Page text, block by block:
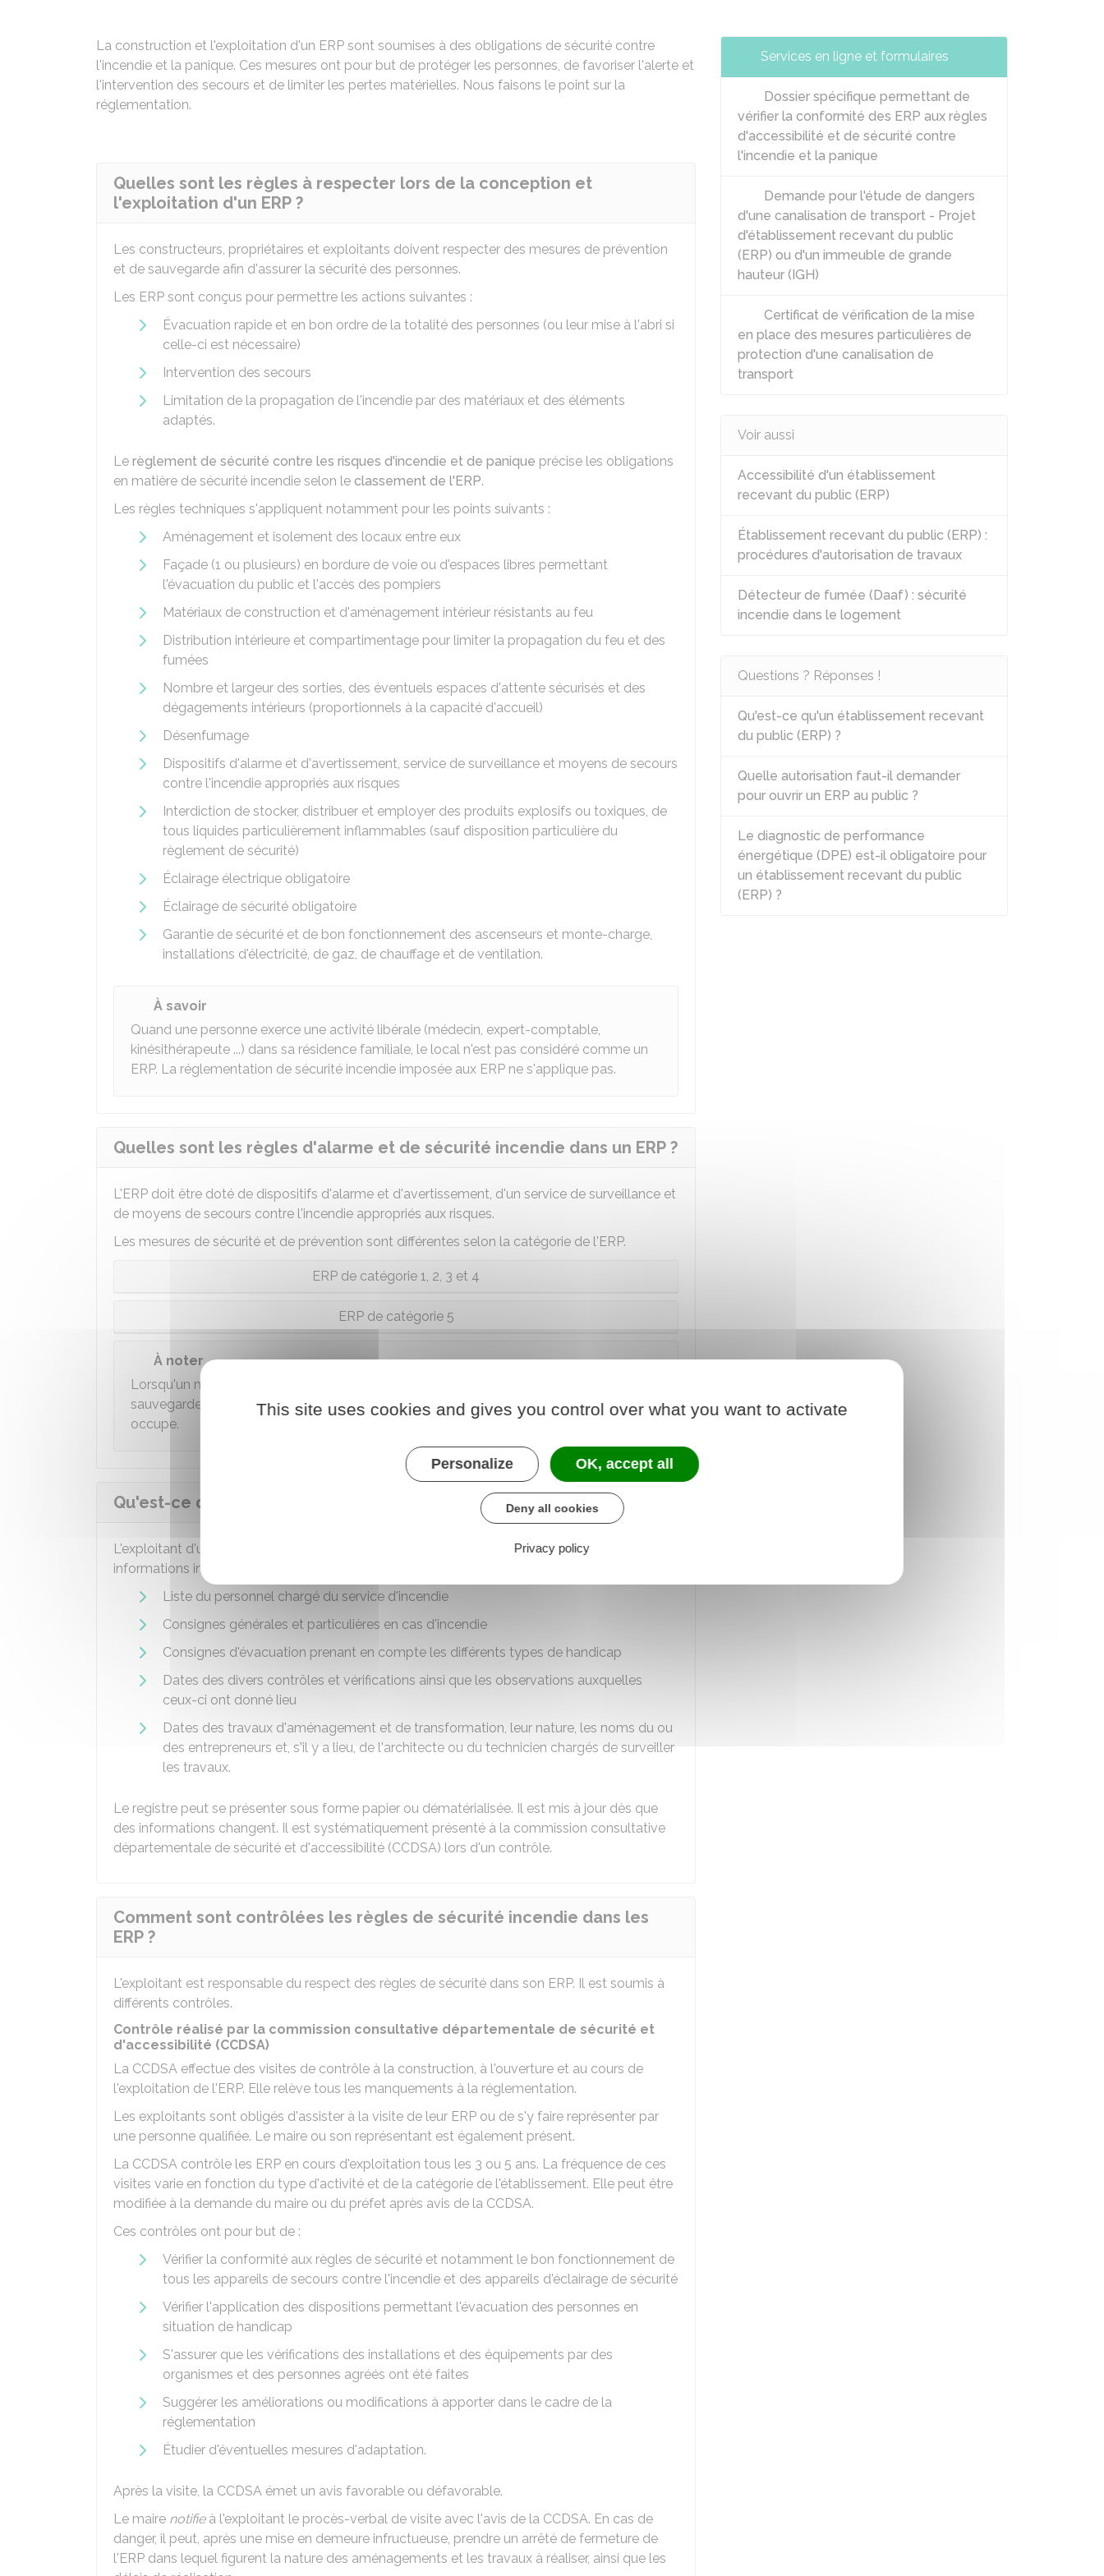
La construction et l'exploitation d'un ERP sont soumises à des obligations de sécurité contre
l'incendie et la panique. Ces mesures ont pour but de protéger les personnes, de favoriser l'alerte et
l'intervention des secours et de limiter les pertes matérielles. Nous faisons le point sur la
réglementation.
Quelles sont les règles à respecter lors de la conception et
l'exploitation d'un ERP ?
Les constructeurs, propriétaires et exploitants doivent respecter des mesures de prévention
et de sauvegarde afin d'assurer la sécurité des personnes.
Les ERP sont conçus pour permettre les actions suivantes :
Évacuation rapide et en bon ordre de la totalité des personnes (ou leur mise à l'abri si
celle-ci est nécessaire)
Intervention des secours
Limitation de la propagation de l'incendie par des matériaux et des éléments
adaptés.
Le règlement de sécurité contre les risques d'incendie et de panique précise les obligations
en matière de sécurité incendie selon le classement de l'ERP.
Les règles techniques s'appliquent notamment pour les points suivants :
Aménagement et isolement des locaux entre eux
Façade (1 ou plusieurs) en bordure de voie ou d'espaces libres permettant
l'évacuation du public et l'accès des pompiers
Matériaux de construction et d'aménagement intérieur résistants au feu
Distribution intérieure et compartimentage pour limiter la propagation du feu et des
fumées
Nombre et largeur des sorties, des éventuels espaces d'attente sécurisés et des
dégagements intérieurs (proportionnels à la capacité d'accueil)
Désenfumage
Dispositifs d'alarme et d'avertissement, service de surveillance et moyens de secours
contre l'incendie appropriés aux risques
Interdiction de stocker, distribuer et employer des produits explosifs ou toxiques, de
tous liquides particulièrement inflammables (sauf disposition particulière du
règlement de sécurité)
Éclairage électrique obligatoire
Éclairage de sécurité obligatoire
Garantie de sécurité et de bon fonctionnement des ascenseurs et monte-charge,
installations d'électricité, de gaz, de chauffage et de ventilation.
À savoir
Quand une personne exerce une activité libérale (médecin, expert-comptable,
kinésithérapeute ...) dans sa résidence familiale, le local n'est pas considéré comme un
ERP. La réglementation de sécurité incendie imposée aux ERP ne s'applique pas.
Quelles sont les règles d'alarme et de sécurité incendie dans un ERP ?
L'ERP doit être doté de dispositifs d'alarme et d'avertissement, d'un service de surveillance et
de moyens de secours contre l'incendie appropriés aux risques.
Les mesures de sécurité et de prévention sont différentes selon la catégorie de l'ERP.
ERP de catégorie 1, 2, 3 et 4
ERP de catégorie 5
À noter
Lorsqu'un même bâtiment abrite plusieurs activités, les mesures de prévention et de
sauvegarde de sécurité de chaque activité s'appliquent à la partie du bâtiment qu'elle
occupe.
Qu'est-ce que le registre de sécurité d'un ERP ?
L'exploitant d'un ERP a l'obligation de tenir un registre de sécurité sur lequel figurent les
informations indispensables au fonctionnement du service de sécurité :
Liste du personnel chargé du service d'incendie
Consignes générales et particulières en cas d'incendie
Consignes d'évacuation prenant en compte les différents types de handicap
Dates des divers contrôles et vérifications ainsi que les observations auxquelles
ceux-ci ont donné lieu
Dates des travaux d'aménagement et de transformation, leur nature, les noms du ou
des entrepreneurs et, s'il y a lieu, de l'architecte ou du technicien chargés de surveiller
les travaux.
Le registre peut se présenter sous forme papier ou dématérialisée. Il est mis à jour dès que
des informations changent. Il est systématiquement présenté à la commission consultative
départementale de sécurité et d'accessibilité (CCDSA) lors d'un contrôle.
Comment sont contrôlées les règles de sécurité incendie dans les
ERP ?
L'exploitant est responsable du respect des règles de sécurité dans son ERP. Il est soumis à
différents contrôles.
Contrôle réalisé par la commission consultative départementale de sécurité et
d'accessibilité (CCDSA)
La CCDSA effectue des visites de contrôle à la construction, à l'ouverture et au cours de
l'exploitation de l'ERP. Elle relève tous les manquements à la réglementation.
Les exploitants sont obligés d'assister à la visite de leur ERP ou de s'y faire représenter par
une personne qualifiée. Le maire ou son représentant est également présent.
La CCDSA contrôle les ERP en cours d'exploitation tous les 3 ou 5 ans. La fréquence de ces
visites varie en fonction du type d'activité et de la catégorie de l'établissement. Elle peut être
modifiée à la demande du maire ou du préfet après avis de la CCDSA.
Ces contrôles ont pour but de :
Vérifier la conformité aux règles de sécurité et notamment le bon fonctionnement de
tous les appareils de secours contre l'incendie et des appareils d'éclairage de sécurité
Vérifier l'application des dispositions permettant l'évacuation des personnes en
situation de handicap
S'assurer que les vérifications des installations et des équipements par des
organismes et des personnes agréés ont été faites
Suggérer les améliorations ou modifications à apporter dans le cadre de la
réglementation
Étudier d'éventuelles mesures d'adaptation.
Après la visite, la CCDSA émet un avis favorable ou défavorable.
Le maire notifieà l'exploitant le procès-verbal de visite avec l'avis de la CCDSA. En cas de
danger, il peut, après une mise en demeure infructueuse, prendre un arrêté de fermeture de
l'ERP dans lequel figurent la nature des aménagements et les travaux à réaliser, ainsi que les
Services en ligne et formulaires
Dossier spécifique permettant de
vérifier la conformité des ERP aux règles
d'accessibilité et de sécurité contre
l'incendie et la panique
Demande pour l'étude de dangers
d'une canalisation de transport - Projet
d'établissement recevant du public
(ERP) ou d'un immeuble de grande
hauteur (IGH)
Certificat de vérification de la mise
en place des mesures particulières de
protection d'une canalisation de
transport
Voir aussi
Accessibilité d'un établissement
recevant du public (ERP)
Établissement recevant du public (ERP) :
procédures d'autorisation de travaux
Détecteur de fumée (Daaf) : sécurité
incendie dans le logement
Questions ? Réponses !
Qu'est-ce qu'un établissement recevant
du public (ERP) ?
Quelle autorisation faut-il demander
pour ouvrir un ERP au public ?
Le diagnostic de performance
énergétique (DPE) est-il obligatoire pour
un établissement recevant du public
(ERP) ?
This site uses cookies and gives you control over what you want to activate
Personalize OK, accept all
Deny all cookies
Privacy policy